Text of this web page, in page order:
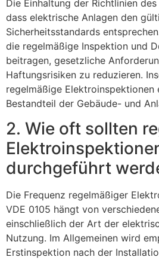
Die Einhaltung der Richtlinien
dass elektrische Anlagen den
Sicherheitsstandards
die regelmäßige Inspektion und
beitragen, gesetzliche
Haftungsrisiken zu reduzieren.
regelmäßige Elektroinspektionen
Bestandteil der Gebäude- und
2. Wie oft sollten
durchgeführt
Die Frequenz regelmäßiger
VDE 0105 hängt von
einschließlich der Art der
Nutzung. Im Allgemeinen wird
Erstinspektion nach der